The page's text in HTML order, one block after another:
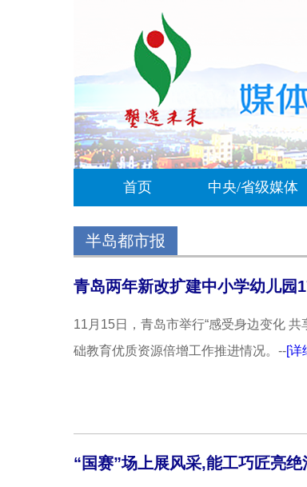
首页 中央/省级媒体
半岛都市报
青岛两年新改扩建中小学幼儿园
11月15日，青岛市举行“感受身边变化
础教育优质资源倍增工作推进情况。--[详
“国赛”场上展风采,能工巧匠亮